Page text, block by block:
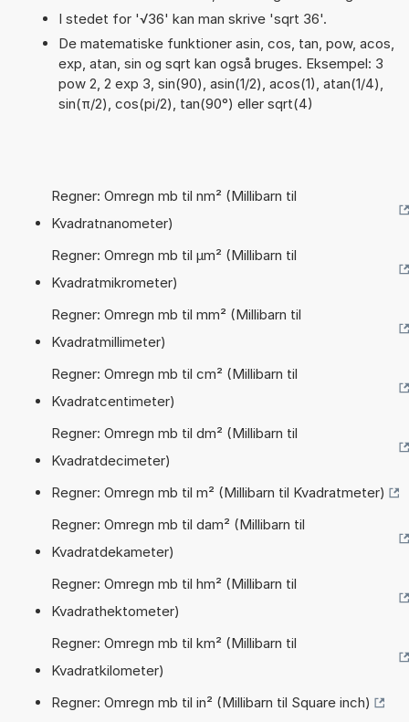
I stedet for '√36' kan man skrive 'sqrt 36'.
De matematiske funktioner asin, cos, tan, pow, acos,
exp, atan, sin og sqrt kan også bruges. Eksempel: 3
pow 2, 2 exp 3, sin(90), asin(1/2), acos(1), atan(1/4),
sin(π/2), cos(pi/2), tan(90°) eller sqrt(4)
Regner: Omregn mb til nm² (Millibarn til
Kvadratnanometer)
Regner: Omregn mb til µm² (Millibarn til
Kvadratmikrometer)
Regner: Omregn mb til mm² (Millibarn til
Kvadratmillimeter)
Regner: Omregn mb til cm² (Millibarn til
Kvadratcentimeter)
Regner: Omregn mb til dm² (Millibarn til
Kvadratdecimeter)
Regner: Omregn mb til m² (Millibarn til Kvadratmeter)
Regner: Omregn mb til dam² (Millibarn til
Kvadratdekameter)
Regner: Omregn mb til hm² (Millibarn til
Kvadrathektometer)
Regner: Omregn mb til km² (Millibarn til
Kvadratkilometer)
Regner: Omregn mb til in² (Millibarn til Square inch)